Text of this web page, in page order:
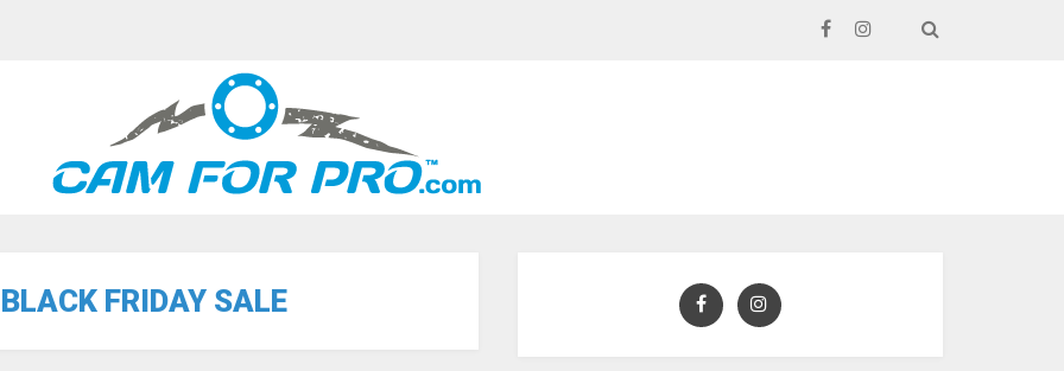
SEARCH
BLACK FRIDAY SALE